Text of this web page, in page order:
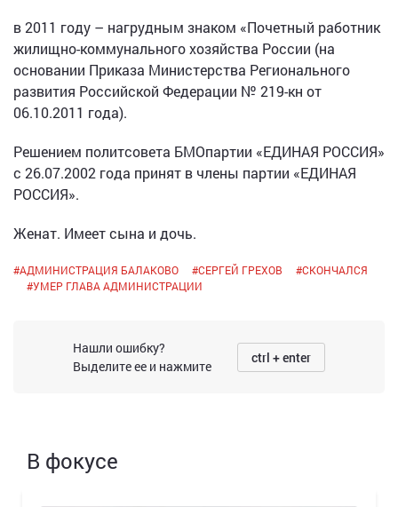
в 2011 году – нагрудным знаком «Почетный работник
жилищно-коммунального хозяйства России (на
основании Приказа Министерства Регионального
развития Российской Федерации № 219-кн от
06.10.2011 года).
Решением политсовета БМОпартии «ЕДИНАЯ РОССИЯ»
с 26.07.2002 года принят в члены партии «ЕДИНАЯ
РОССИЯ».
Женат. Имеет сына и дочь.
#АДМИНИСТРАЦИЯ БАЛАКОВО #СЕРГЕЙ ГРЕХОВ #СКОНЧАЛСЯ
#УМЕР ГЛАВА АДМИНИСТРАЦИИ
Нашли ошибку?
Выделите ее и нажмите
ctrl + enter
В фокусе